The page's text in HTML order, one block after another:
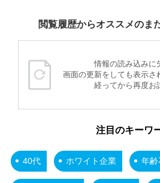
閲覧履歴からオススメのま
情報の読み込みに
画面の更新をしても表示さ
経ってから再度お
注目のキーワ
40代 ホワイト企業 年齢